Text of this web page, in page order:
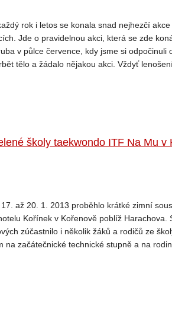
rok i letos se konala snad nejhezčí
Jde o pravidelnou akci, která se zde
v půlce července, kdy jsme si odpočinuli
tělo a žádalo nějakou akci. Vždyť
školy taekwondo ITF Na Mu v
až 20. 1. 2013 proběhlo krátké zimní
Kořínek v Kořenově poblíž
zúčastnilo i několik žáků a rodičů ze
na začátečnické technické stupně a na